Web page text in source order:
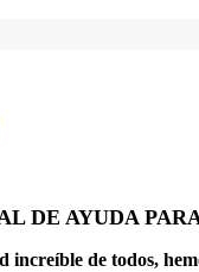
DE AYUDA
increíble de todos,